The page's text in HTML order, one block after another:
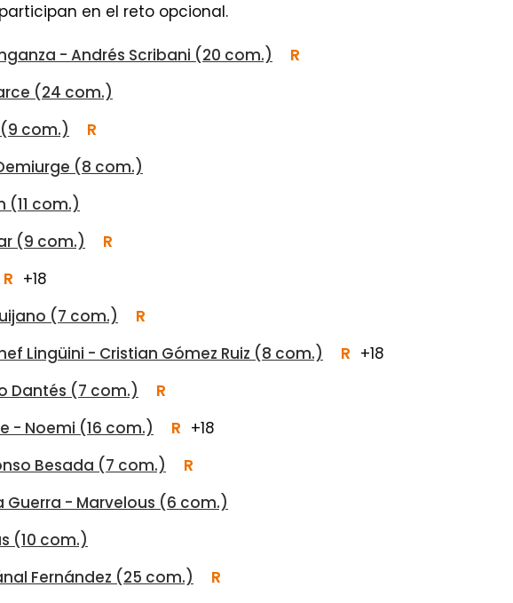
en el reto opcional.
- Andrés Scribani (20 com.)
R
(24 com.)
com.)
R
(8 com.)
(11 com.)
(9 com.)
R
R +18
(7 com.)
R
Lingüini - Cristian Gómez Ruiz (8 com.)
R +18
Dantés (7 com.)
R
- Noemi (16 com.)
R +18
Besada (7 com.)
R
Guerra - Marvelous (6 com.)
(10 com.)
Fernández (25 com.)
R